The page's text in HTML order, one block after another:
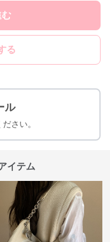
む
る
ル
さい。
イテム